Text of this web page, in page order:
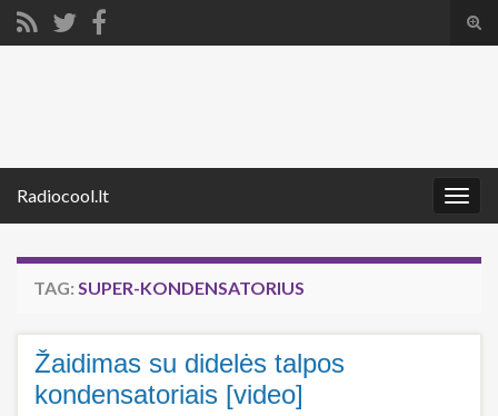
Radiocool.lt
TAG: SUPER-KONDENSATORIUS
Žaidimas su didelės talpos
kondensatoriais [video]